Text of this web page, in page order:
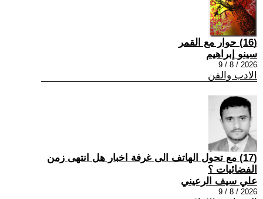
(16) حوار مع القمر
سينو إبراهيم
2026 / 8 / 9
الادب والفن
(17) مع تحول الهاتف الى غرفة اخبار هل انتهى زمن
الفضائيات ؟
علي سيف الرعيني
2026 / 8 / 9